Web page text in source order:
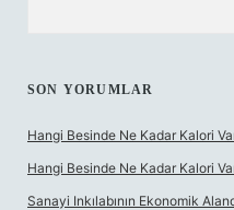
SON YORUMLAR
Hangi Besinde Ne Kadar Kalori
Hangi Besinde Ne Kadar Kalori
Sanayi Inkılabının Ekonomik